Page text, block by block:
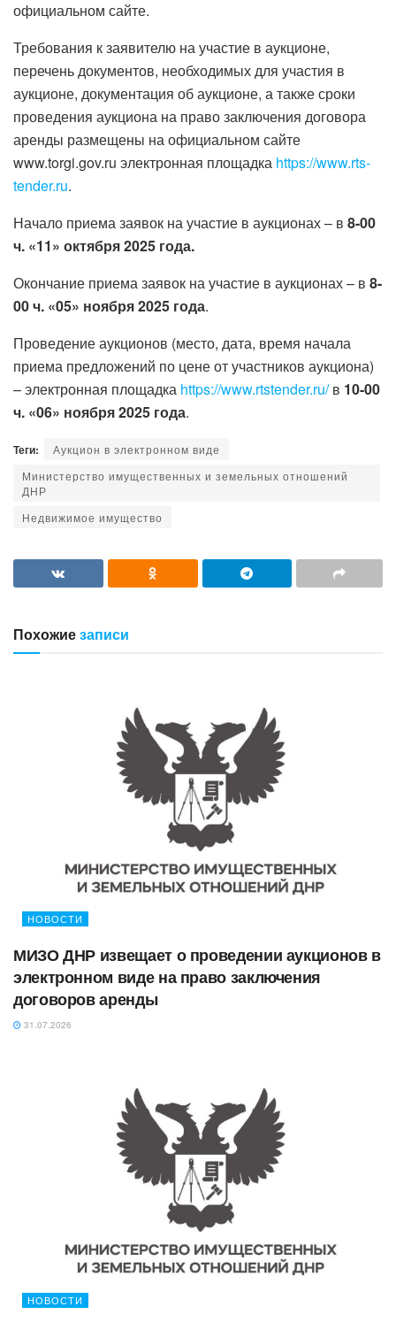
официальном сайте.
Требования к заявителю на участие в аукционе,
перечень документов, необходимых для участия в
аукционе, документация об аукционе, а также сроки
проведения аукциона на право заключения договора
аренды размещены на официальном сайте
www.torgi.gov.ru электронная площадка https://www.rts-
tender.ru.
Начало приема заявок на участие в аукционах – в 8-00
ч. «11» октября 2025 года.
Окончание приема заявок на участие в аукционах – в 8-
00 ч. «05» ноября 2025 года.
Проведение аукционов (место, дата, время начала
приема предложений по цене от участников аукциона)
– электронная площадка https://www.rtstender.ru/в 10-00
ч. «06» ноября 2025 года.
Теги:
Аукцион в электронном виде
Министерство имущественных и земельных отношений
ДНР
Недвижимое имущество
Похожиезаписи
НОВОСТИ
МИЗО ДНР извещает о проведении аукционов в
электронном виде на право заключения
договоров аренды
31.07.2026
НОВОСТИ